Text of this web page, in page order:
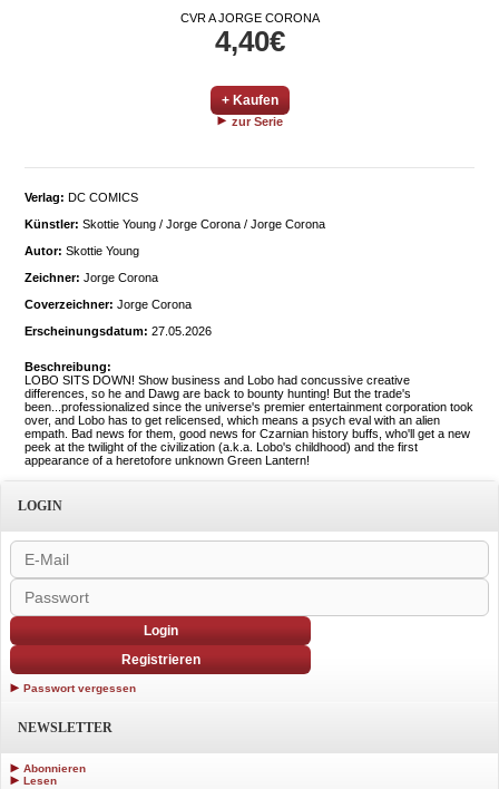
CVR A JORGE CORONA
4,40€
+ Kaufen
zur Serie
Verlag: DC COMICS
Künstler: Skottie Young / Jorge Corona / Jorge Corona
Autor: Skottie Young
Zeichner: Jorge Corona
Coverzeichner: Jorge Corona
Erscheinungsdatum: 27.05.2026
Beschreibung:
LOBO SITS DOWN! Show business and Lobo had concussive creative
differences, so he and Dawg are back to bounty hunting! But the trade's
been...professionalized since the universe's premier entertainment corporation took
over, and Lobo has to get relicensed, which means a psych eval with an alien
empath. Bad news for them, good news for Czarnian history buffs, who'll get a new
peek at the twilight of the civilization (a.k.a. Lobo's childhood) and the first
appearance of a heretofore unknown Green Lantern!
LOGIN
Login
Registrieren
Passwort vergessen
NEWSLETTER
Abonnieren
Lesen